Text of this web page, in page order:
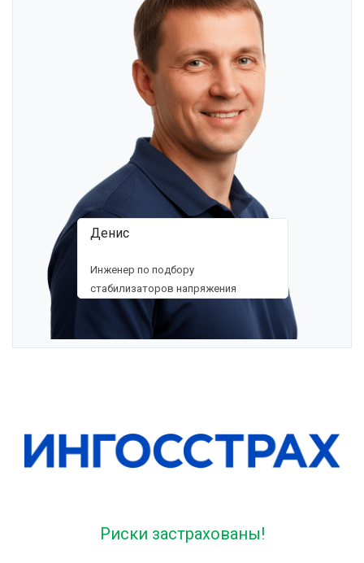
Денис
Инженер по подбору
стабилизаторов напряжения
Риски застрахованы!